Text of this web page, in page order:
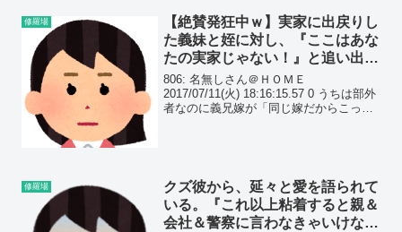
修羅場
【絶賛発狂中ｗ】実家に出戻りし
た義妹と姪に対し、『ここはあな
たの実家じゃない！』と追い出し
た義兄嫁。そもそも居候は義兄嫁
の方なんだが…
806: 名無しさん＠ＨＯＭＥ
2017/07/11(火) 18:16:15.57 0 うちは部外
者なのに義兄嫁が「同じ嫁だからこっち
修羅場
クズ彼から、延々と愛を語られて
いる。『これ以上粘着すると親＆
会社＆警察に言わなきゃいけない